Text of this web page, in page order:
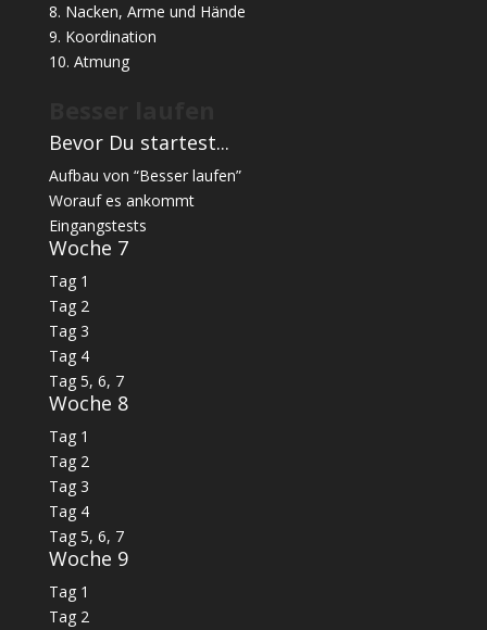
8. Nacken, Arme und Hände
9. Koordination
10. Atmung
Bevor Du startest...
Aufbau von “Besser laufen”
Worauf es ankommt
Eingangstests
Woche 7
Tag 1
Tag 2
Tag 3
Tag 4
Tag 5, 6, 7
Woche 8
Tag 1
Tag 2
Tag 3
Tag 4
Tag 5, 6, 7
Woche 9
Tag 1
Tag 2